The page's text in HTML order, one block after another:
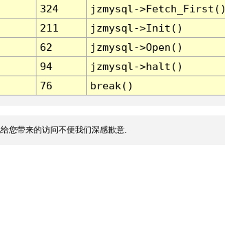
324
jzmysql-
211
jzmysql->Init()
62
jzmysql->Open()
94
jzmysql->halt()
76 break()
您带来的访问不便我们深感歉意.